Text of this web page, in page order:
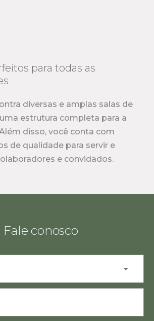
para todas as
diversas e amplas salas de
estrutura completa para a
disso, você conta com
de qualidade para servir e
e convidados.
Fale conosco